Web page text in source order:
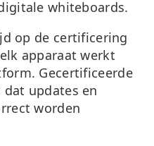
whiteboards.
op de certificering
apparaat werkt
Gecertificeerde
updates en
worden